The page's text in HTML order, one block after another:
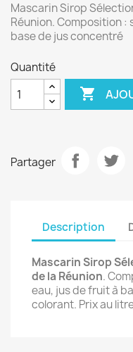
Mascarin Sirop
Réunion. Composition :
base de jus concentré
Quantité

Partager
Description
Mascarin Sirop
de la Réunion.
eau, jus de fruit à
colorant. Prix au